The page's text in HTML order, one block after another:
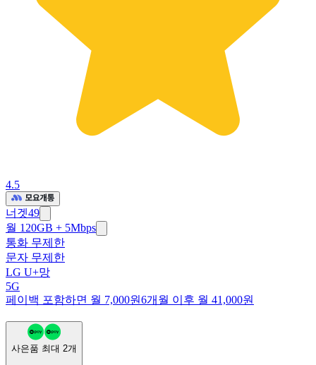
4.5
너겟49
월 120GB + 5Mbps
통화 무제한
문자 무제한
LG U+망
5G
페이백 포함하면 월 7,000원6개월 이후 월 41,000원
사은품 최대 2개